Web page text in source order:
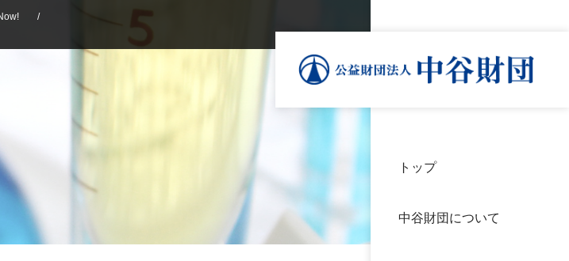
トップ
中谷財団について
/